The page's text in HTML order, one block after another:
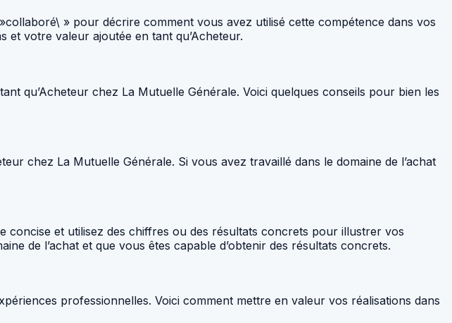
» pour décrire comment vous avez utilisé cette compétence dans vos
et votre valeur ajoutée en tant qu’Acheteur.
qu’Acheteur chez La Mutuelle Générale. Voici quelques conseils pour bien les
chez La Mutuelle Générale. Si vous avez travaillé dans le domaine de l’achat
concise et utilisez des chiffres ou des résultats concrets pour illustrer vos
de l’achat et que vous êtes capable d’obtenir des résultats concrets.
professionnelles. Voici comment mettre en valeur vos réalisations dans